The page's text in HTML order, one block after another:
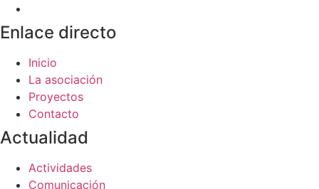
Enlace directo
Inicio
La asociación
Proyectos
Contacto
Actualidad
Actividades
Comunicación